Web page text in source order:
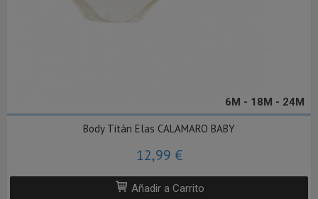
6M - 18M - 24M
Body Titán Elas CALAMARO BABY
12,99 €
Añadir a Carrito